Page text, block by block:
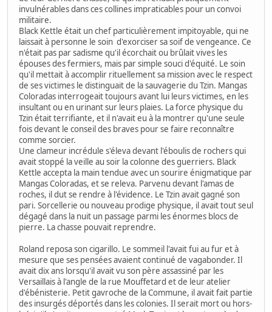
invulnérables dans ces collines impraticables pour un convoi
militaire.
Black Kettle était un chef particulièrement impitoyable, qui ne
laissait à personne le soin d'exorciser sa soif de vengeance. Ce
n'était pas par sadisme qu'il écorchait ou brûlait vives les
épouses des fermiers, mais par simple souci d'équité. Le soin
qu'il mettait à accomplir rituellement sa mission avec le respect
de ses victimes le distinguait de la sauvagerie du Tzin. Mangas
Coloradas interrogeait toujours avant lui leurs victimes, en les
insultant ou en urinant sur leurs plaies. La force physique du
Tzin était terrifiante, et il n'avait eu à la montrer qu'une seule
fois devant le conseil des braves pour se faire reconnaître
comme sorcier.
Une clameur incrédule s'éleva devant l'éboulis de rochers qui
avait stoppé la veille au soir la colonne des guerriers. Black
Kettle accepta la main tendue avec un sourire énigmatique par
Mangas Coloradas, et se releva. Parvenu devant l'amas de
roches, il dut se rendre à l'évidence. Le Tzin avait gagné son
pari. Sorcellerie ou nouveau prodige physique, il avait tout seul
dégagé dans la nuit un passage parmi les énormes blocs de
pierre. La chasse pouvait reprendre.
Roland reposa son cigarillo. Le sommeil l'avait fui au fur et à
mesure que ses pensées avaient continué de vagabonder. Il
avait dix ans lorsqu'il avait vu son père assassiné par les
Versaillais à l'angle de la rue Mouffetard et de leur atelier
d'ébénisterie. Petit gavroche de la Commune, il avait fait partie
des insurgés déportés dans les colonies. Il serait mort ou hors-